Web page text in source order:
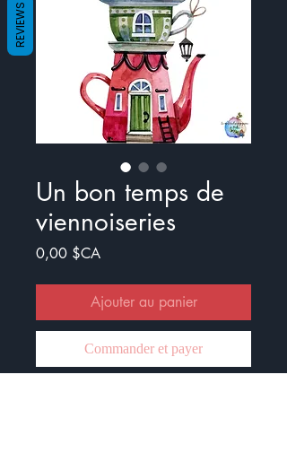
Un bon temps de
viennoiseries
0,00 $CAPrix
Ajouter au panier
Commander et payer
REVIEWS